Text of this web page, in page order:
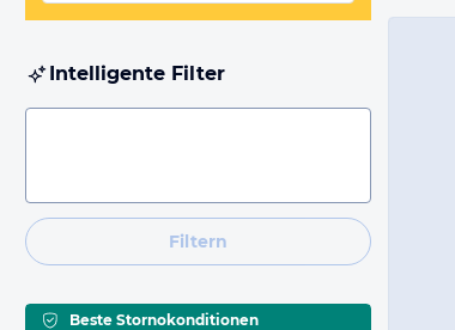
Intelligente Filter
Filtern
Beste Stornokonditionen